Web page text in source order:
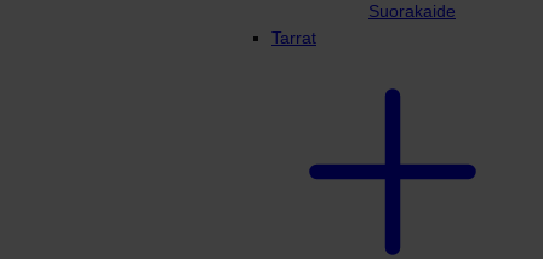
Suorakaide
Tarrat